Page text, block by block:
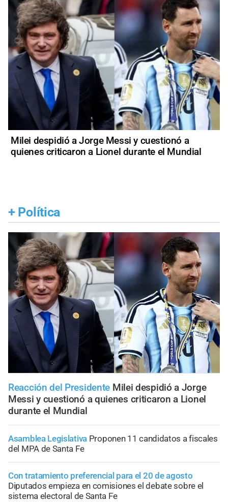
Milei despidió a Jorge Messi y cuestionó a
quienes criticaron a Lionel durante el Mundial
+ Política
Reacción del Presidente Milei despidió a Jorge
Messi y cuestionó a quienes criticaron a Lionel
durante el Mundial
Asamblea Legislativa Proponen 11 candidatos a fiscales
del MPA de Santa Fe
Con tratamiento preferencial para el 20 de agosto
Diputados empieza en comisiones el debate sobre el
sistema electoral de Santa Fe